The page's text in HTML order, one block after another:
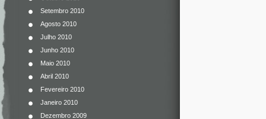
Setembro 2010
Agosto 2010
Julho 2010
Junho 2010
Maio 2010
Abril 2010
Fevereiro 2010
Janeiro 2010
Dezembro 2009